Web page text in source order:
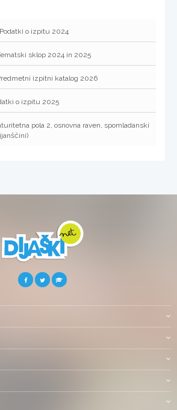
o izpitu 2024
sklop 2024 in 2025
izpitni katalog 2026
o izpitu 2025
pola 2, osnovna raven, spomladanski